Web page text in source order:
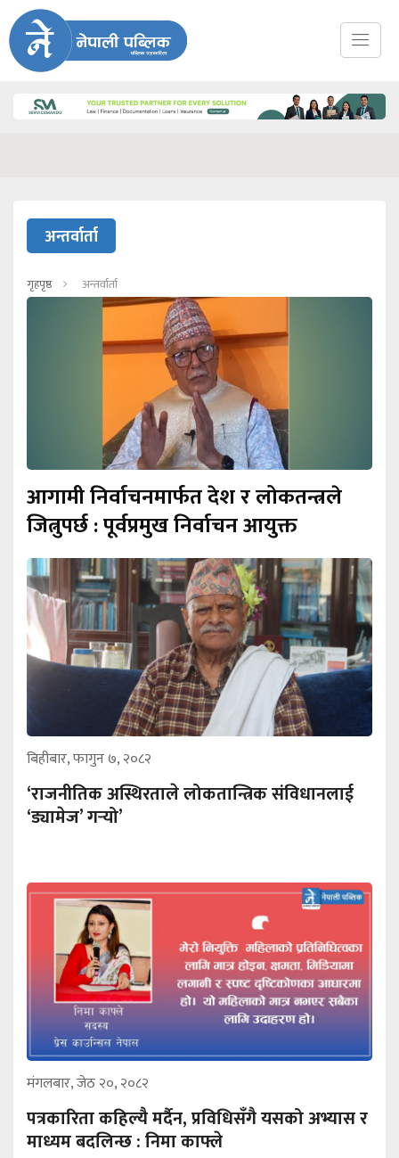
अन्तर्वार्ता
गृहपृष्ठ अन्तर्वार्ता
आगामी निर्वाचनमार्फत देश र लोकतन्त्रले
जित्नुपर्छ : पूर्वप्रमुख निर्वाचन आयुक्त
बिहीबार, फागुन ७, २०८२
‘राजनीतिक अस्थिरताले लोकतान्त्रिक संविधानलाई
‘ड्यामेज’ गर्‍यो’
मंगलबार, जेठ २०, २०८२
पत्रकारिता कहिल्यै मर्दैन, प्रविधिसँगै यसको अभ्यास र
माध्यम बदलिन्छ : निमा काफ्ले